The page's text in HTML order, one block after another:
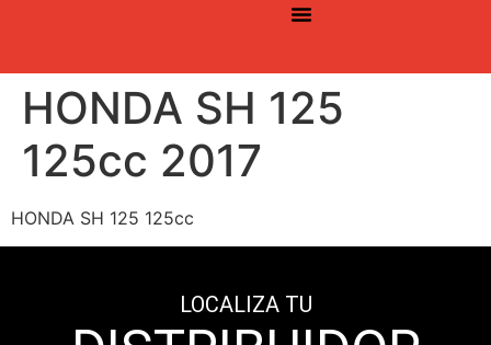
HONDA SH 125
125cc 2017
HONDA SH 125 125cc
LOCALIZA TU